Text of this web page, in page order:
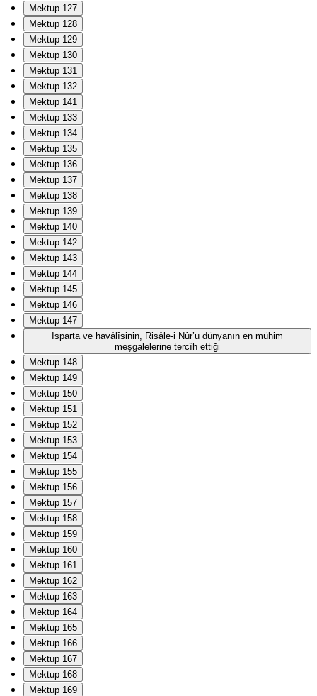
Mektup 127
Mektup 128
Mektup 129
Mektup 130
Mektup 131
Mektup 132
Mektup 141
Mektup 133
Mektup 134
Mektup 135
Mektup 136
Mektup 137
Mektup 138
Mektup 139
Mektup 140
Mektup 142
Mektup 143
Mektup 144
Mektup 145
Mektup 146
Mektup 147
Isparta ve havâlîsinin, Risâle-i Nûr’u dünyanın en mühim
meşgalelerine tercîh ettiği
Mektup 148
Mektup 149
Mektup 150
Mektup 151
Mektup 152
Mektup 153
Mektup 154
Mektup 155
Mektup 156
Mektup 157
Mektup 158
Mektup 159
Mektup 160
Mektup 161
Mektup 162
Mektup 163
Mektup 164
Mektup 165
Mektup 166
Mektup 167
Mektup 168
Mektup 169